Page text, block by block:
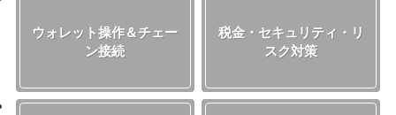
ウォレット操作＆チェー
ン接続
税金・セキュリティ・リ
スク対策